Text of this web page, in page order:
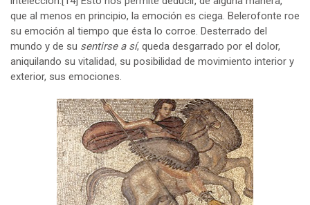
que al menos en principio, la emoción es ciega. Belerofonte roe
su emoción al tiempo que ésta lo corroe. Desterrado del
mundo y de su sentirse a sí, queda desgarrado por el dolor,
aniquilando su vitalidad, su posibilidad de movimiento interior y
exterior, sus emociones.